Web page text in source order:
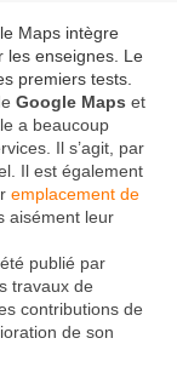
Google Maps et
a beaucoup
Il s’agit, par
Il est également
emplacement de
aisément leur
publié par
travaux de
contributions de
de son